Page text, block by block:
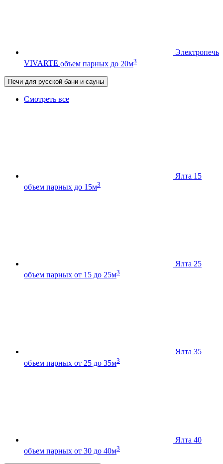
Электропечь
VIVARTE объем парных до 20м3
Печи для русской бани и сауны
Смотреть все
Ялта 15
объем парных до 15м3
Ялта 25
объем парных от 15 до 25м3
Ялта 35
объем парных от 25 до 35м3
Ялта 40
объем парных от 30 до 40м3